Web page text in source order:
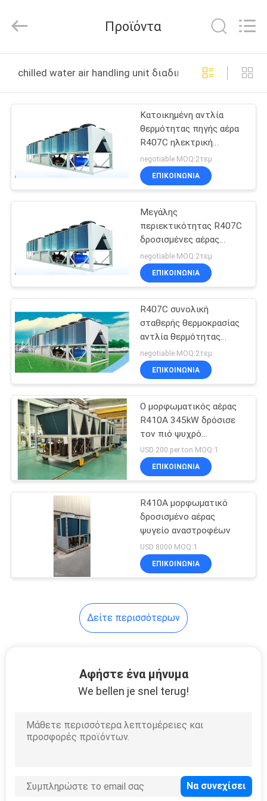
ΠΡΟΪΌΝΤΑ
ΠΕΡΊΠΟΥ
ΕΜΕΊΣ
ΓΎΡΟΣ
ΕΡΓΟΣΤΑΣΊΩΝ
ΠΟΙΟΤΙΚΌΣ
ΈΛΕΓΧΟΣ
ΜΑΣ
ΕΛΆΤΕ
ΣΕ
ΕΠΑΦΉ
ΜΕ
ΖΗΤΉΣΤΕ
ΈΝΑ
ΑΠΌΣΠΑΣΜΑ
COMPANY
SITEMAP
Conditioning
Ltd.
Προϊόντα
chilled water air handling unit διαδικτυακή κατασκευή
Κατοικημένη αντλία
θερμότητας πηγής αέρα
R407C ηλεκτρική
EKAS085 - EKAS470
negotiable MOQ:2τεμ
ΕΠΙΚΟΙΝΩΝΊΑ
Μεγάλης
περιεκτικότητας R407C
δροσισμένες αέρας
μονάδες 284.1-
1639.7KW αντλιών
θερμότητας βιδών πιό
negotiable MOQ:2τεμ
ΕΠΙΚΟΙΝΩΝΊΑ
R407C συνολική
σταθερής θερμοκρασίας
αντλία θερμότητας
διατήρησης δροσισμένη
αέρας με το διπλό
συμπιεστή βιδών
negotiable MOQ:2τεμ
ΕΠΙΚΟΙΝΩΝΊΑ
Ο μορφωματικός αέρας
R410A 345kW δρόσισε
τον πιό ψυχρό
συμπιεστή Danfoss
κυλίνδρων
USD 200 per ton MOQ:1
ΕΠΙΚΟΙΝΩΝΊΑ
R410A μορφωματικό
δροσισμένο αέρας
ψυγείο αναστροφέων
USD 8000 MOQ:1
ΕΠΙΚΟΙΝΩΝΊΑ
Δείτε περισσότερων
Αφήστε ένα μήνυμα
We bellen je snel terug!